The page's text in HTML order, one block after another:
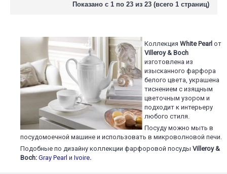
Показано с 1 по 23 из 23 (всего 1 страниц)
Коллекция White Pearl от
Villeroy & Boch
изготовлена из
изысканного фарфора
белого цвета, украшена
тиснением с изящным
цветочным узором и
подходит к интерьеру
любого стиля.
Посуду можно мыть в
посудомоечной машине и использовать в микроволновой печи.
Подобные по дизайну коллекции фарфоровой посуды Villeroy &
Boch: Gray Pearl и Ivoire.